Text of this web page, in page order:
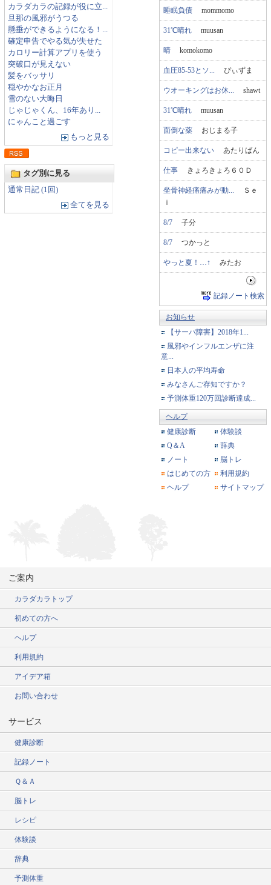
カラダカラの記録が役に立...
旦那の風邪がうつる
懸垂ができるようになる！...
確定申告でやる気が失せた
カロリー計算アプリを使う
突破口が見えない
髪をバッサリ
穏やかなお正月
雪のない大晦日
じゃじゃくん、16年あり...
にゃんこと過ごす
もっと見る
タグ別に見る
通常日記 (1回)
全てを見る
睡眠負債 mommomo
31℃晴れ muusan
晴 komokomo
血圧85-53とソ... ぴぃずま
ウオーキングはお休... shawt
31℃晴れ muusan
面倒な薬 おじまる子
コピー出来ない あたりばん
仕事 きょろきょろ６０Ｄ
坐骨神経痛痛みが動...
Ｓｅ
ｉ
8/7 子分
8/7 つかっと
やっと夏！…↑ みたお
記録ノート検索
お知らせ
【サーバ障害】2018年1...
風邪やインフルエンザに注
意...
日本人の平均寿命
みなさんご存知ですか？
予測体重120万回診断達成...
ヘルプ
健康診断
体験談
Q＆A
辞典
ノート
脳トレ
はじめての方
利用規約
ヘルプ
サイトマップ
ご案内
カラダカラトップ
初めての方へ
ヘルプ
利用規約
アイデア箱
お問い合わせ
サービス
健康診断
記録ノート
Ｑ＆Ａ
脳トレ
レシピ
体験談
辞典
予測体重